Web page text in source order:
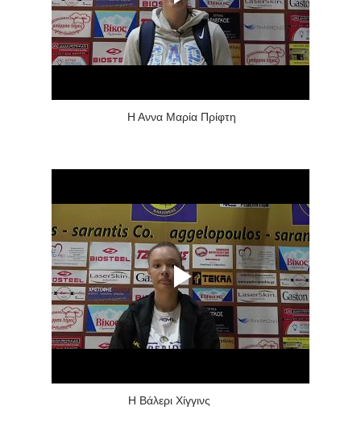
Η Αννα Μαρία Πρίφτη
Η Βάλερι Χίγγινς